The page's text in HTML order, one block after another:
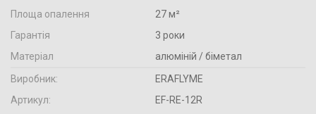
Площа опалення
27 м²
Гарантія
3 роки
Матеріал
алюміній / біметал
Виробник:
ERAFLYME
Артикул:
EF-RE-12R